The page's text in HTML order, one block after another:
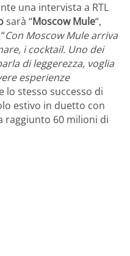
una intervista a RTL
sarà “Moscow Mule“,
Con Moscow Mule arriva
i cocktail. Uno dei
di leggerezza, voglia
esperienze
lo stesso successo di
estivo in duetto con
raggiunto 60 milioni di